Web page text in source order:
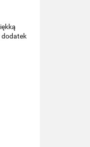
dodatek